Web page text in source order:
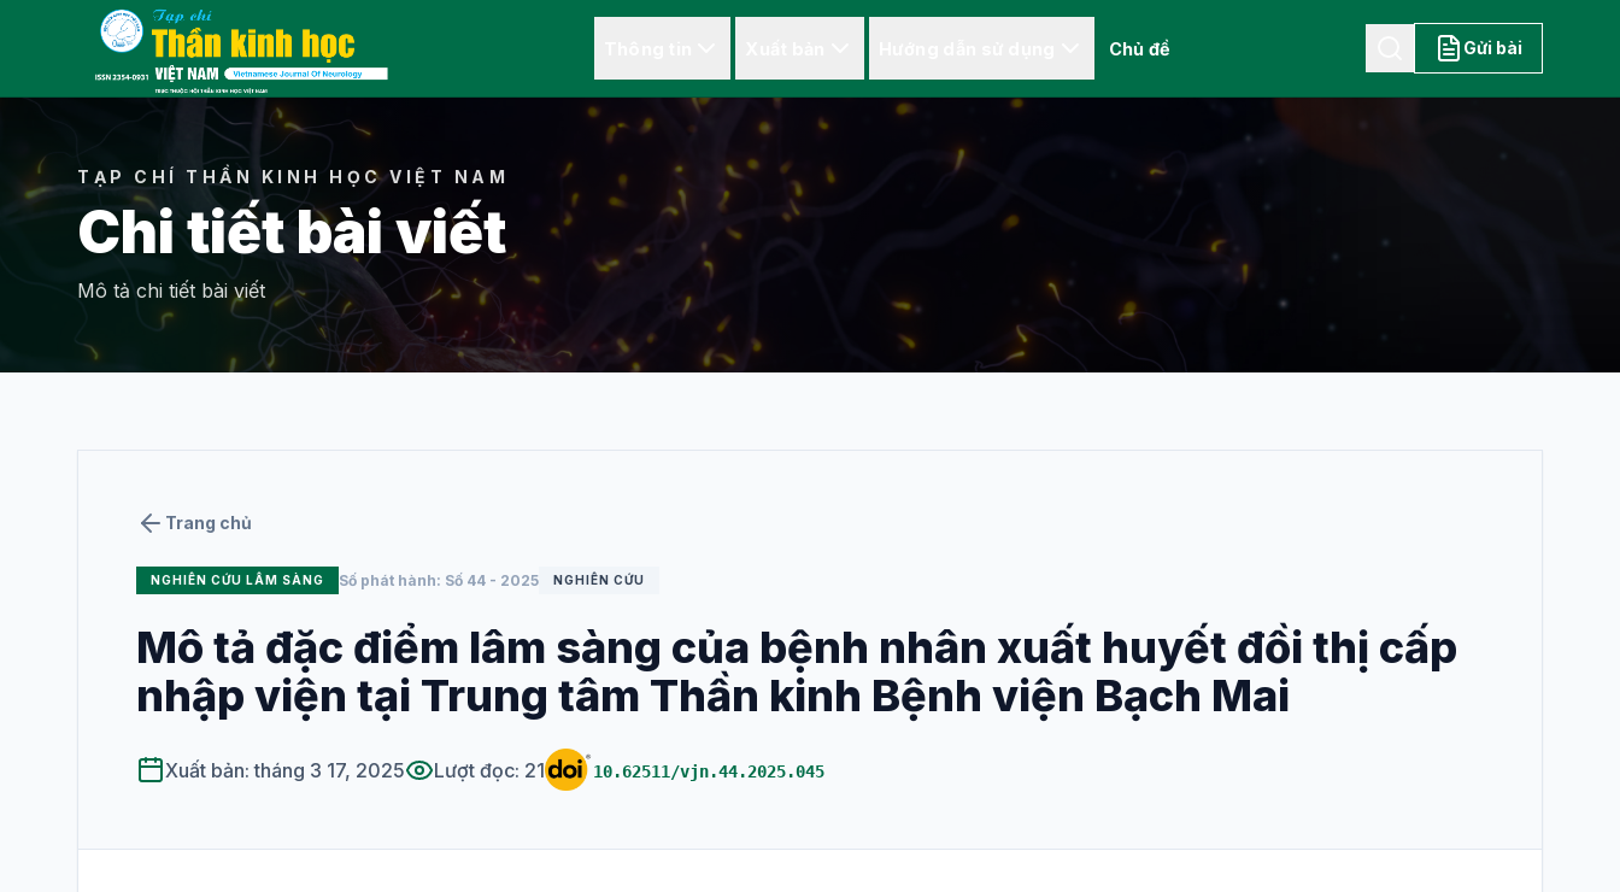
Chủ đề Gửi bài
Giới thiệu về tạp
chí
Số hiện tại
Tất cả các số
Dành cho phản
TẠP CHÍ THẦN KINH HỌC VIỆT NAM
Chi tiết bài viết
Mô tả chi tiết bài viết
Trang chủ
NGHIÊN CỨU LÂM SÀNG Số phát hành: Số 44 - 2025 NGHIÊN CỨU
Mô tả đặc điểm lâm sàng của bệnh nhân xuất huyết đồi thị cấp
nhập viện tại Trung tâm Thần kinh Bệnh viện Bạch Mai
Xuất bản: tháng 3 17, 2025 Lượt đọc: 21 10.62511/vjn.44.2025.045